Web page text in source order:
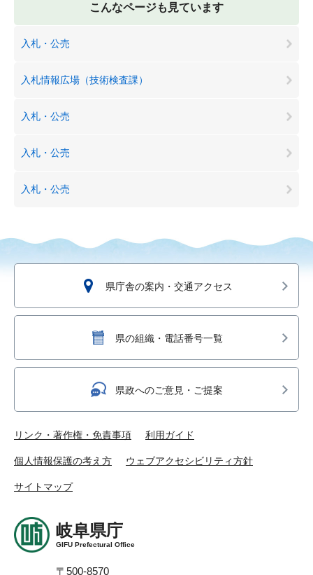
こんなページも見ています
入札・公売
入札情報広場（技術検査課）
入札・公売
入札・公売
入札・公売
県庁舎の案内・交通アクセス
県の組織・電話番号一覧
県政へのご意見・ご提案
リンク・著作権・免責事項 利用ガイド
個人情報保護の考え方 ウェブアクセシビリティ方針
サイトマップ
岐阜県庁
GIFU Prefectural Office
〒500-8570